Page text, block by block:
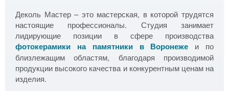
Деколь Мастер – это мастерская, в которой трудятся
настоящие профессионалы. Студия занимает
лидирующие позиции в сфере производства
фотокерамики на памятники в Воронеже и по
близлежащим областям, благодаря производимой
продукции высокого качества и конкурентным ценам на
изделия.